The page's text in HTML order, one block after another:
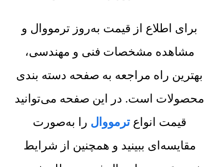
برای اطلاع از قیمت به‌روز ترمووال و
مشاهده مشخصات فنی و مهندسی،
بهترین راه مراجعه به صفحه دسته بندی
محصولات است. در این صفحه می‌توانید
قیمت انواع ترمووال را به‌صورت
مقایسه‌ای ببینید و همچنین از شرایط